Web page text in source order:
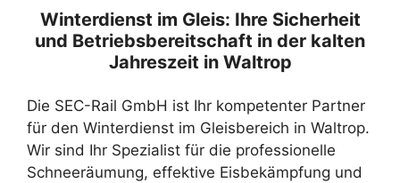
Winterdienst im Gleis: Ihre Sicherheit
und Betriebsbereitschaft in der kalten
Jahreszeit in Waltrop
Die SEC-Rail GmbH ist Ihr kompetenter Partner
für den Winterdienst im Gleisbereich in Waltrop.
Wir sind Ihr Spezialist für die professionelle
Schneeräumung, effektive Eisbekämpfung und